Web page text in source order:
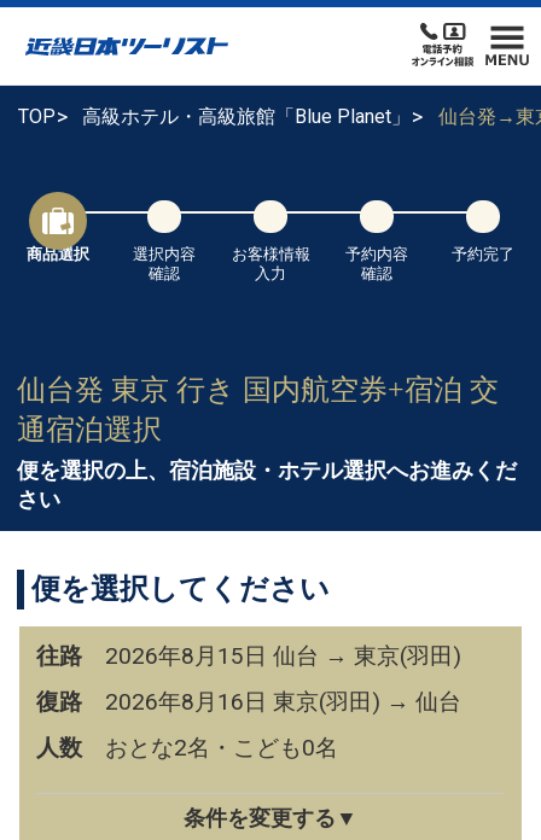
TOP 高級ホテル・高級旅館「Blue Planet」 仙台発→東
商品選択
選択内容
確認
お客様情報
入力
予約内容
確認
予約完了
仙台発 東京 行き 国内航空券+宿泊 交
通宿泊選択
便を選択の上、宿泊施設・ホテル選択へお進みくだ
さい
便を選択してください
往路
2026年8月15日 仙台 → 東京(羽田)
復路
2026年8月16日 東京(羽田) → 仙台
人数
おとな2名・こども0名
条件を変更する▼